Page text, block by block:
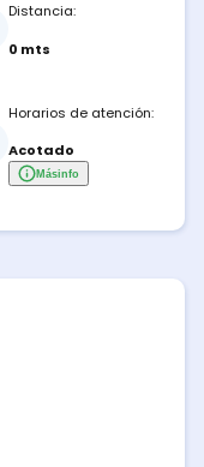
Distancia:
0 mts
Horarios de atención:
Acotado
Másinfo